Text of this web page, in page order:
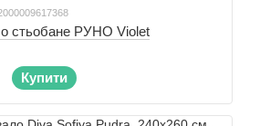
стьобане РУНО Violet
Купити